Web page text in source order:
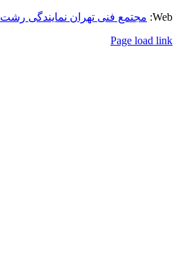
Web: مجتمع فنی تهران نمایندگی رشت
Page load link